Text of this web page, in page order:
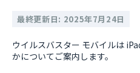
最終更新日: 2025年7月24日
ウイルスバスター モバイルは
かについてご案内します。